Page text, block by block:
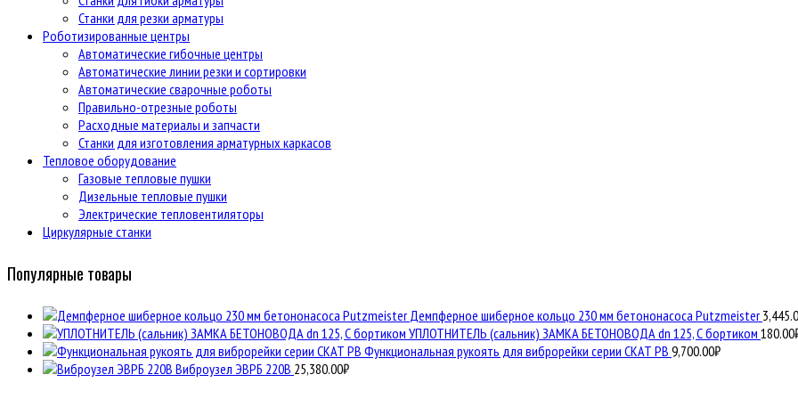
Станки для резки арматуры
Роботизированные центры
Автоматические гибочные центры
Автоматические линии резки и сортировки
Автоматические сварочные роботы
Правильно-отрезные роботы
Расходные материалы и запчасти
Станки для изготовления арматурных каркасов
Тепловое оборудование
Газовые тепловые пушки
Дизельные тепловые пушки
Электрические тепловентиляторы
Циркулярные станки
Популярные товары
Демпферное шиберное кольцо 230 мм бетононасоса Putzmeister
УПЛОТНИТЕЛЬ (сальник) ЗАМКА БЕТОНОВОДА dn 125, С бортиком 180.00
Функциональная рукоять для виброрейки серии СКАТ РВ 9,700.00₽
Виброузел ЭВРБ 220В 25,380.00₽